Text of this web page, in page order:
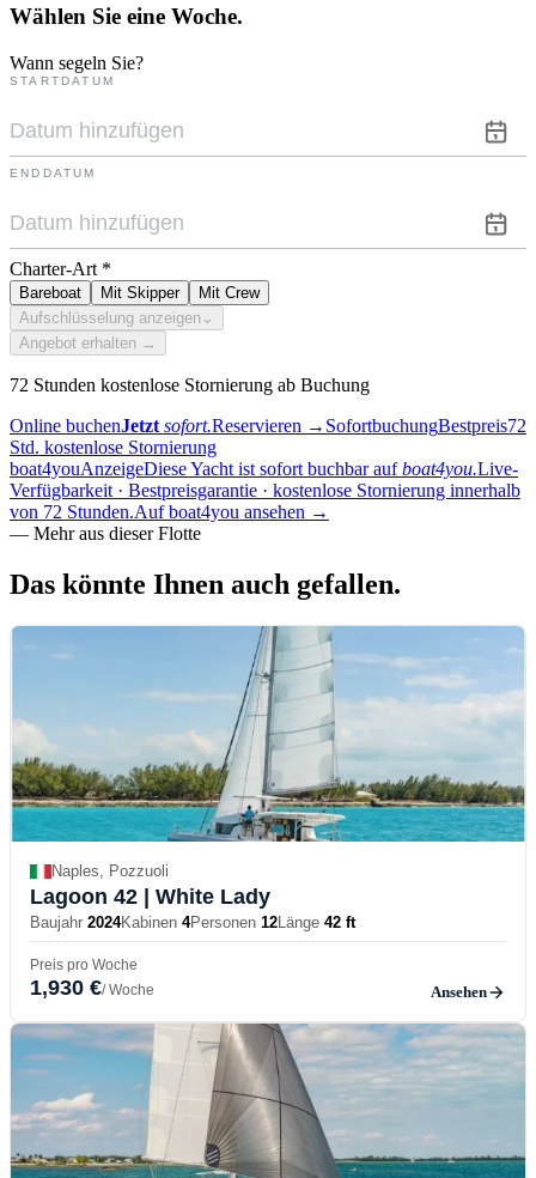
Wählen Sie eine Woche.
Wann segeln Sie?
STARTDATUM
ENDDATUM
Charter-Art *
Bareboat Mit Skipper
Mit Crew
Aufschlüsselung anzeigen ⌄
Angebot erhalten →
72 Stunden kostenlose Stornierung ab Buchung
Online buchenJetzt sofort.Reservieren → SofortbuchungBestpreis72
Std. kostenlose Stornierung
boat4youAnzeigeDiese Yacht ist sofort buchbar auf boat4you.Live-
Verfügbarkeit · Bestpreisgarantie · kostenlose Stornierung innerhalb
von 72 Stunden.Auf boat4you ansehen →
— Mehr aus dieser Flotte
Das könnte Ihnen auch gefallen.
Naples, Pozzuoli
Lagoon 42 | White Lady
Baujahr 2024Kabinen 4Personen 12Länge 42 ft
Preis pro Woche
1,930 €/ Woche Ansehen